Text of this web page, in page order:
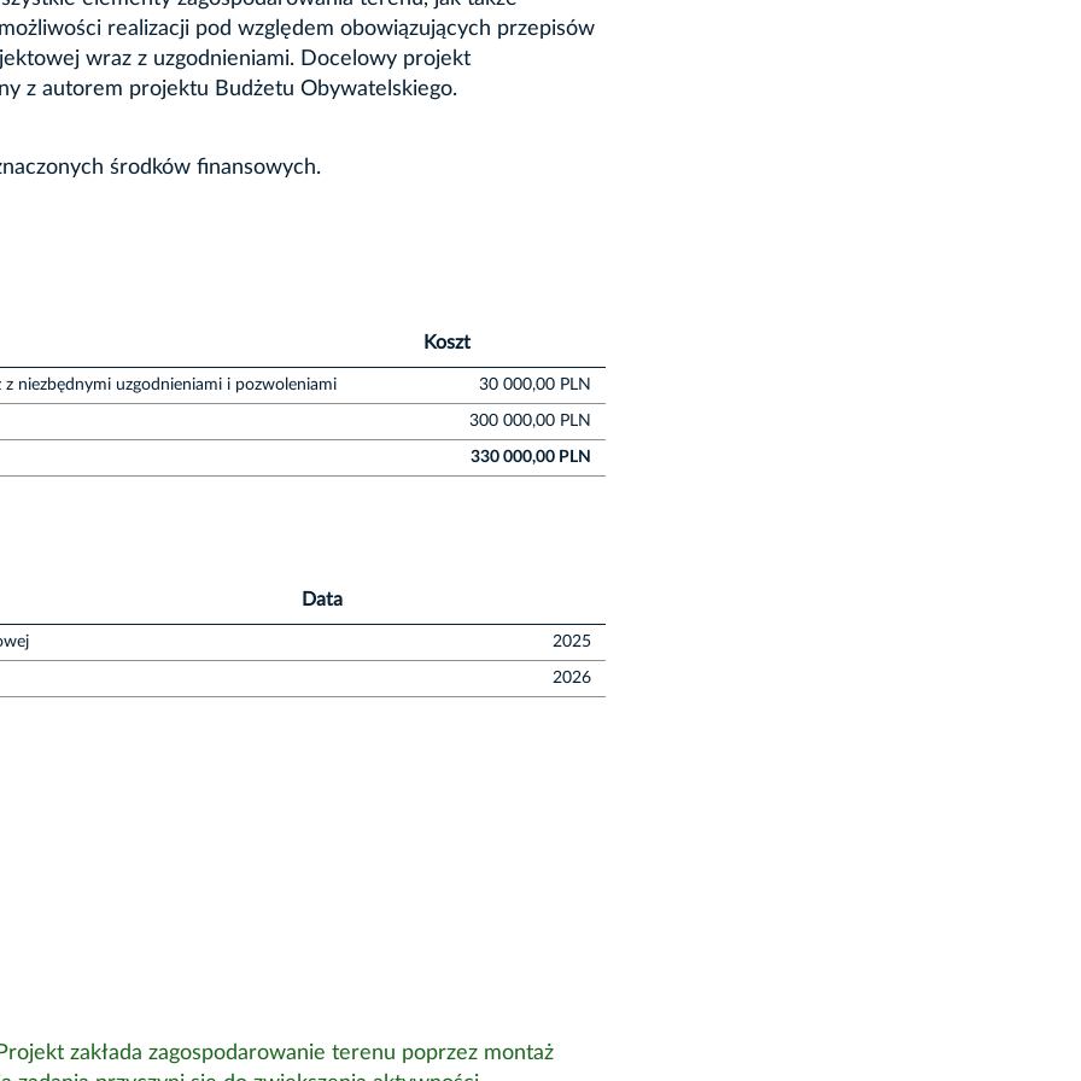
realizacji pod względem obowiązujących przepisów
wraz z uzgodnieniami. Docelowy projekt
z autorem projektu Budżetu Obywatelskiego.
środków finansowych.
Koszt
niezbędnymi uzgodnieniami i pozwoleniami 30 000,00 PLN
300 000,00 PLN
330 000,00 PLN
Data
2025
2026
zakłada zagospodarowanie terenu poprzez montaż